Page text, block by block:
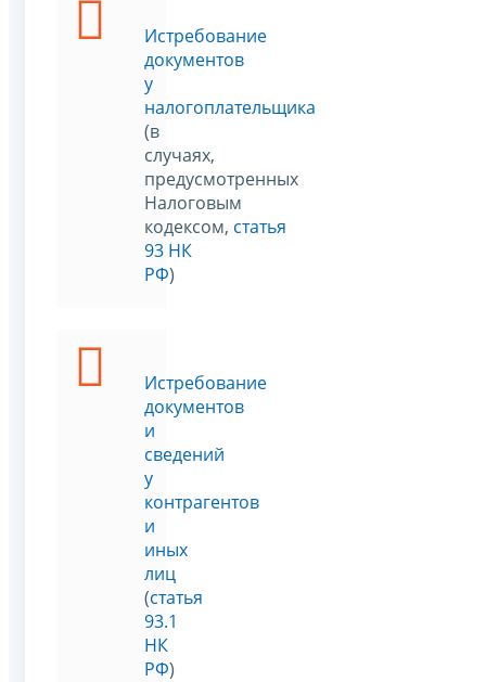
Истребование
документов
у
налогоплательщика
(в
случаях,
предусмотренных
Налоговым
кодексом, статья
93 НК
РФ)
Истребование
документов
и
сведений
у
контрагентов
и
иных
лиц
(статья
93.1
НК
РФ)